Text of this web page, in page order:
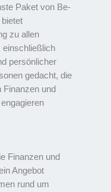
Paket von Be-
bietet
zu allen
einschließlich
persönlicher
gedacht, die
und
Finanzen und
Angebot
rund um